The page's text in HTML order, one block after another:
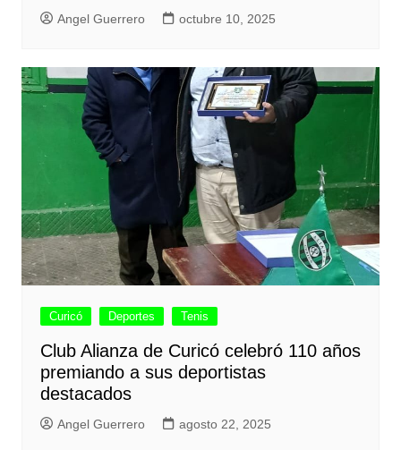
Angel Guerrero octubre 10, 2025
Curicó Deportes Tenis
Club Alianza de Curicó celebró 110 años
premiando a sus deportistas
destacados
Angel Guerrero agosto 22, 2025